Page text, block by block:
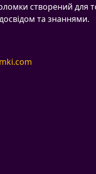
створений для
та знаннями.